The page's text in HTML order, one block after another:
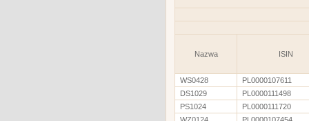
Nazwa ISIN
WS0428
PL0000107611
DS1029
PL0000111498
PS1024
PL0000111720